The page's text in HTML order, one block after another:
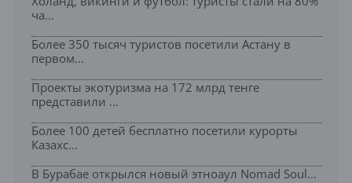
ча...
Более 350 тысяч туристов посетили Астану в
первом...
Проекты экотуризма на 172 млрд тенге
представили ...
Более 100 детей бесплатно посетили курорты
Казахс...
В Бурабае открылся новый этноаул Nomad Soul...